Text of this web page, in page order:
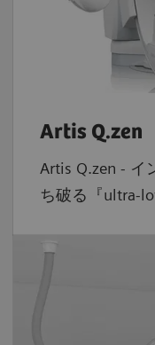
Artis Q.zen
Artis Q.zen - イ
ち破る『ultra-